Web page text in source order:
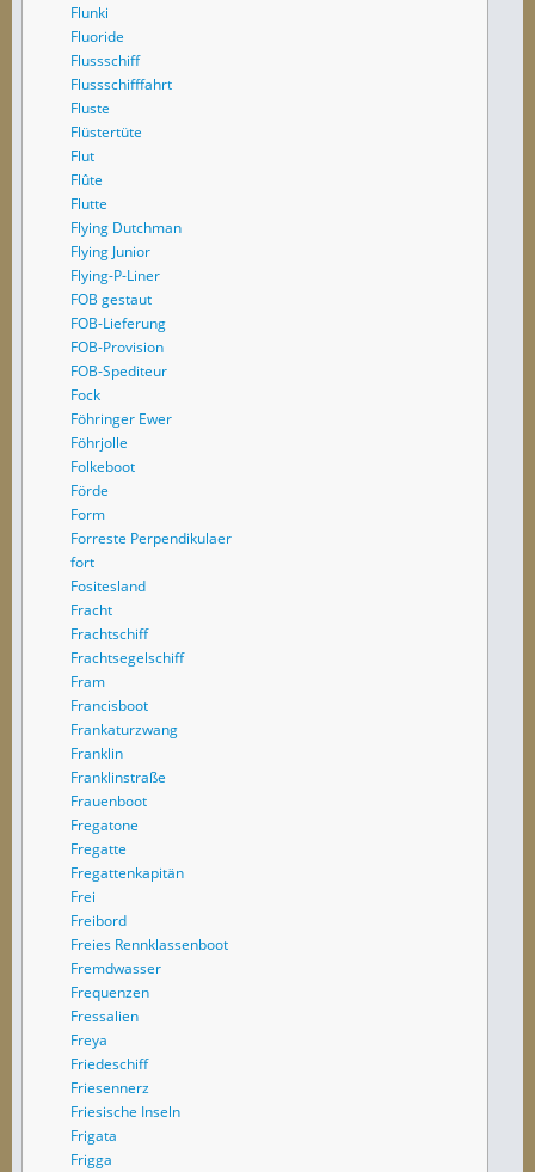
Flunki
Fluoride
Flussschiff
Flussschifffahrt
Fluste
Flüstertüte
Flut
Flûte
Flutte
Flying Dutchman
Flying Junior
Flying-P-Liner
FOB gestaut
FOB-Lieferung
FOB-Provision
FOB-Spediteur
Fock
Föhringer Ewer
Föhrjolle
Folkeboot
Förde
Form
Forreste Perpendikulaer
fort
Fositesland
Fracht
Frachtschiff
Frachtsegelschiff
Fram
Francisboot
Frankaturzwang
Franklin
Franklinstraße
Frauenboot
Fregatone
Fregatte
Fregattenkapitän
Frei
Freibord
Freies Rennklassenboot
Fremdwasser
Frequenzen
Fressalien
Freya
Friedeschiff
Friesennerz
Friesische Inseln
Frigata
Frigga